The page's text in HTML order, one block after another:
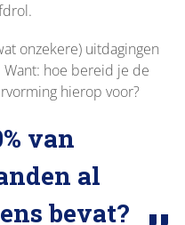
onzekere) uitdagingen
hoe bereid je de
hierop voor?
van
al
bevat?